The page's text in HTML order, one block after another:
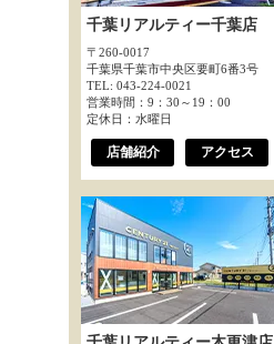
千葉リアルティー千葉店
〒260-0017
千葉県千葉市中央区要町6番3号
TEL: 043-224-0021
営業時間：9：30～19：00
定休日：水曜日
店舗紹介 アクセス